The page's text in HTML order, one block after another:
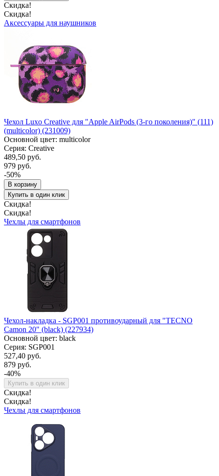
Скидка!
Скидка!
Аксессуары для наушников
Чехол Luxo Creative для "Apple AirPods (3-го поколения)" (111)
(multicolor) (231009)
Основной цвет: multicolor
Серия: Creative
489,50 руб.
979 руб.
-50%
В корзину
Купить в один клик
Скидка!
Скидка!
Чехлы для смартфонов
Чехол-накладка - SGP001 противоударный для "TECNO
Camon 20" (black) (227934)
Основной цвет: black
Серия: SGP001
527,40 руб.
879 руб.
-40%
Купить в один клик
Скидка!
Скидка!
Чехлы для смартфонов